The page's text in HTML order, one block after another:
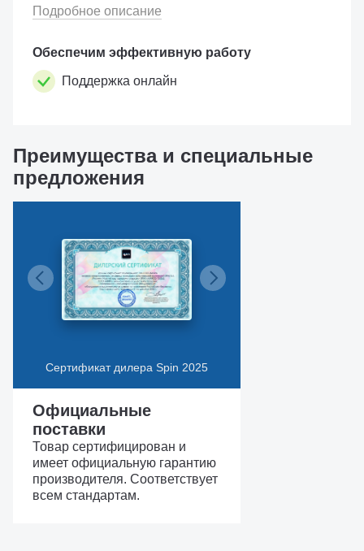
Подробное описание
Обеспечим эффективную работу
Поддержка онлайн
Преимущества и специальные
предложения
Сертификат дилера Spin 2025
Официальные
поставки
Товар сертифицирован и
имеет официальную гарантию
производителя. Соответствует
всем стандартам.